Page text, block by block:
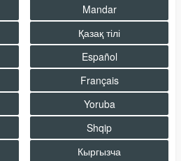
Mandar
Қазақ тілі
Español
Français
Yoruba
Shqip
Кыргызча